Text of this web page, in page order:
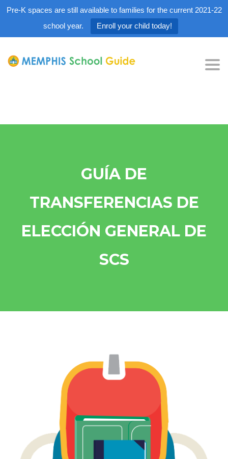
Pre-K spaces are still available to families for the current 2021-22
school year.
Enroll your child today!
GUÍA DE
TRANSFERENCIAS DE
ELECCIÓN GENERAL DE
SCS